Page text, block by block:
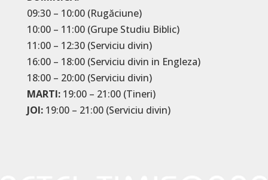
09:30 – 10:00 (Rugăciune)
10:00 – 11:00 (Grupe Studiu Biblic)
11:00 – 12:30 (Serviciu divin)
16:00 – 18:00 (Serviciu divin in Engleza)
18:00 – 20:00 (Serviciu divin)
MARTI: 19:00 – 21:00 (Tineri)
JOI: 19:00 – 21:00 (Serviciu divin)